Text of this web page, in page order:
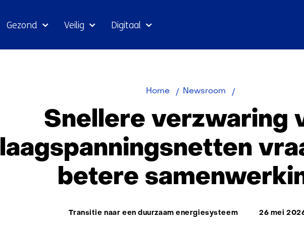
Gezond Veilig Digitaal
Home Newsroom
van
vraagt
betere
samenwerking
Snellere verzwaring
laagspanningsnetten
betere
Thema:
Transitie naar een duurzaam energiesysteem 26 mei